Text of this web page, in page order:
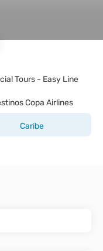
Tours - Easy Line
Copa Airlines
Caribe